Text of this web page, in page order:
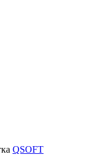
QSOFT